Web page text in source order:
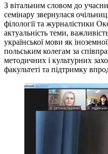
З вітальним словом до
семінару звернулася
філології та журналістики
актуальність теми,
української мови як
польським колегам за
методичних і культурних
факультеті та підтримку